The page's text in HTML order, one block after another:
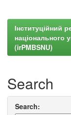
Інституційний
національного
(irPMBSNU)
Search
Search: